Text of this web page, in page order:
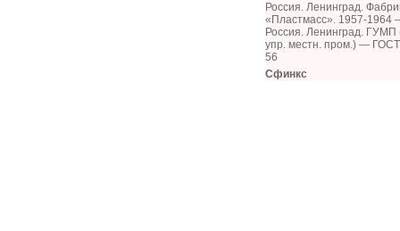
Россия. Ленинград.
«Пластмасс». 1957-1964
Россия. Ленинград. ГУМП
упр. местн. пром.) —
56
Сфинкс